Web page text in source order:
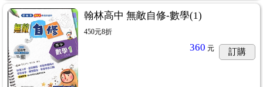
翰林高中 無敵自修-數學(1)
450元8折
360 元 訂購